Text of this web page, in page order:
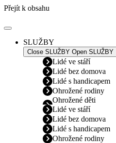
Přejít k obsahu
SLUŽBY
Close SLUŽBY Open SLUŽBY
Lidé ve stáří
Lidé bez domova
Lidé s handicapem
Ohrožené rodiny
Ohrožené děti
Lidé ve stáří
Lidé bez domova
Lidé s handicapem
Ohrožené rodiny